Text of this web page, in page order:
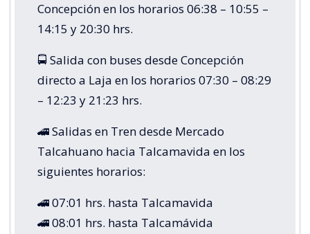
Concepción en los horarios 06:38 – 10:55 –
14:15 y 20:30 hrs.
🚍 Salida con buses desde Concepción
directo a Laja en los horarios 07:30 – 08:29
– 12:23 y 21:23 hrs.
🚄 Salidas en Tren desde Mercado
Talcahuano hacia Talcamavida en los
siguientes horarios:
🚄 07:01 hrs. hasta Talcamavida
🚄 08:01 hrs. hasta Talcamávida